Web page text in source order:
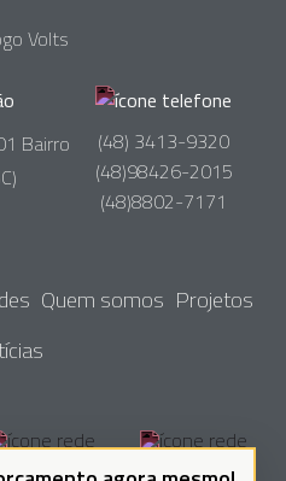
Bairro
(48) 3413-9320
(48)98426-2015
(48)8802-7171
Quem somos Projetos